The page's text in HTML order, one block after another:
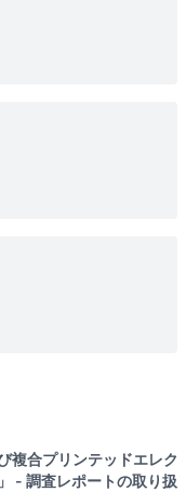
複合プリンテッドエレク
- 調査レポートの取り扱